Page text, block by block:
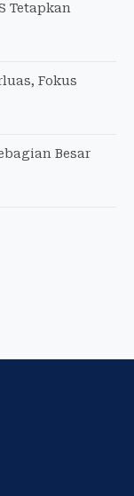
Tetapkan
Fokus
Besar